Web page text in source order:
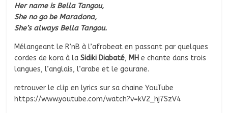
Her name is Bella Tangou,
She no go be Maradona,
She’s always Bella Tangou.
Mélangeant le R’nB à l’afrobeat en passant par quelques
cordes de kora à laSidiki Diabaté, MHe chante dans trois
langues, l’anglais, l’arabe et le gourane.
retrouver le clip en lyrics sur sa chaine YouTube
https://www.youtube.com/watch?v=kV2_hj7SzV4